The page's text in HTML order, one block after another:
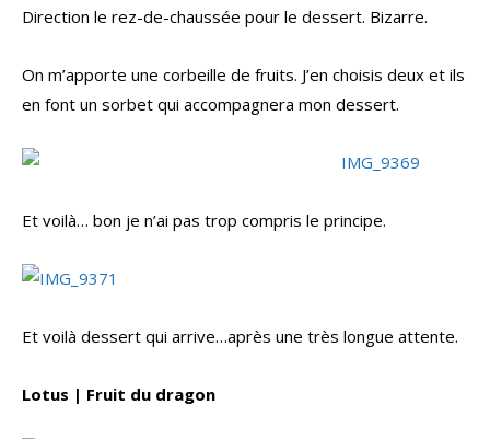
Direction le rez-de-chaussée pour le dessert. Bizarre.
On m’apporte une corbeille de fruits. J’en choisis deux et ils
en font un sorbet qui accompagnera mon dessert.
Et voilà… bon je n’ai pas trop compris le principe.
Et voilà dessert qui arrive…après une très longue attente.
Lotus | Fruit du dragon